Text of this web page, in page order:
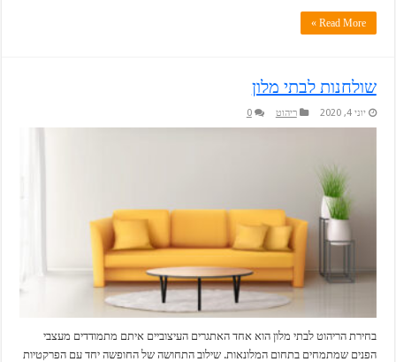
Read More »
שולחנות לבתי מלון
יוני 4, 2020 ריהוט 0
בחירת הריהוט לבתי מלון הוא אחד האתגרים העיצוביים איתם מתמודדים מעצבי
הפנים שמתמחים בתחום המלונאות. שילוב התחושה של החופשה יחד עם הפרקטיות